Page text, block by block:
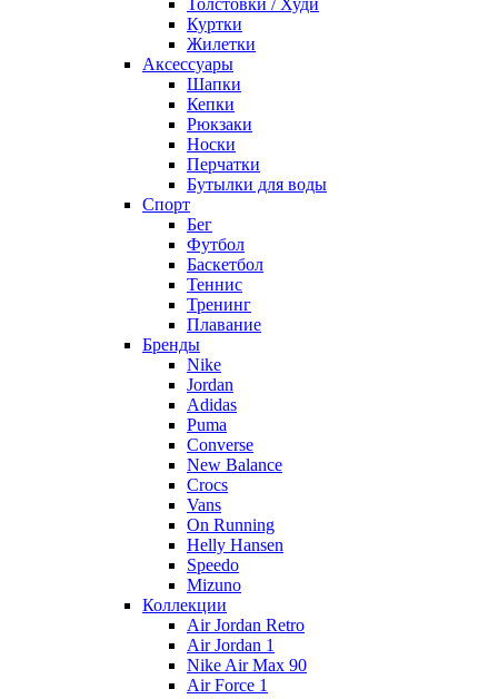
Куртки
Жилетки
Аксессуары
Шапки
Кепки
Рюкзаки
Носки
Перчатки
Бутылки для воды
Спорт
Бег
Футбол
Баскетбол
Теннис
Тренинг
Плавание
Бренды
Nike
Jordan
Adidas
Puma
Converse
New Balance
Crocs
Vans
On Running
Helly Hansen
Speedo
Mizuno
Коллекции
Air Jordan Retro
Air Jordan 1
Nike Air Max 90
Air Force 1